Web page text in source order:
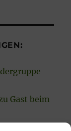
Gast beim